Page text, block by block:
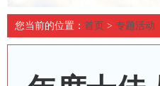
您当前的位置： 首页 > 专题活动